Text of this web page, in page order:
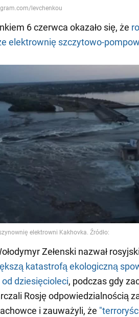
6 czerwca okazało się, że
elektrownię szczytowo-
Zełenski nazwał
katastrofą ekologiczną
od dziesięcioleci, podczas gdy
Rosję odpowiedzialnością
i zauważyli, że